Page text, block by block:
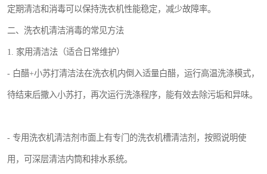
定期清洁和消毒可以保持洗衣机性能稳定，减少故障率。
二、洗衣机清洁消毒的常见方法
1. 家用清洁法（适合日常维护）
- 白醋+小苏打清洁法在洗衣机内倒入适量白醋，运行高温洗涤模式，
待结束后撒入小苏打，再次运行洗涤程序，能有效去除污垢和异味。
- 专用洗衣机清洁剂市面上有专门的洗衣机槽清洁剂，按照说明使
用，可深层清洁内筒和排水系统。